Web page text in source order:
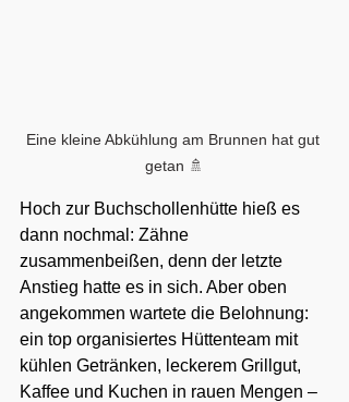
Eine kleine Abkühlung am Brunnen hat gut
getan 🚿
Hoch zur Buchschollenhütte hieß es
dann nochmal: Zähne
zusammenbeißen, denn der letzte
Anstieg hatte es in sich. Aber oben
angekommen wartete die Belohnung:
ein top organisiertes Hüttenteam mit
kühlen Getränken, leckerem Grillgut,
Kaffee und Kuchen in rauen Mengen –